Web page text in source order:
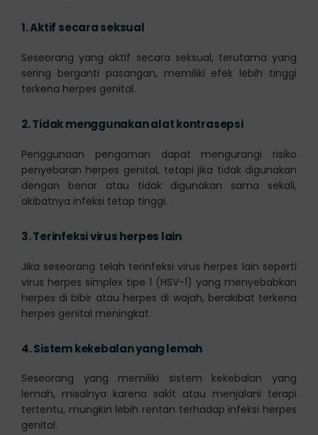
1.Aktif secara seksual
Seseorang yang aktif secara seksual, terutama yang
sering berganti pasangan, memiliki efek lebih tinggi
terkena herpes genital.
2.Tidak menggunakan alat kontrasepsi
Penggunaan pengaman dapat mengurangi risiko
penyebaran herpes genital, tetapi jika tidak digunakan
dengan benar atau tidak digunakan sama sekali,
akibatnya infeksi tetap tinggi.
3.Terinfeksi virus herpes lain
Jika seseorang telah terinfeksi virus herpes lain seperti
virus herpes simplex tipe 1 (HSV-1) yang menyebabkan
herpes di bibir atau herpes di wajah, berakibat terkena
herpes genital meningkat.
4.Sistem kekebalan yang lemah
Seseorang yang memiliki sistem kekebalan yang
lemah, misalnya karena sakit atau menjalani terapi
tertentu, mungkin lebih rentan terhadap infeksi herpes
genital.